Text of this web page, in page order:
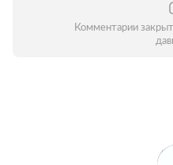
Комментарии